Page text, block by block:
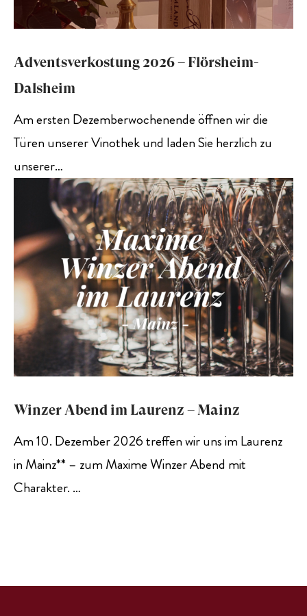
Adventsverkostung 2026 – Flörsheim-
Dalsheim
Am ersten Dezemberwochenende öffnen wir die
Türen unserer Vinothek und laden Sie herzlich zu
unserer…
Winzer Abend im Laurenz – Mainz
Am 10. Dezember 2026 treffen wir uns im Laurenz
in Mainz** – zum Maxime Winzer Abend mit
Charakter. …